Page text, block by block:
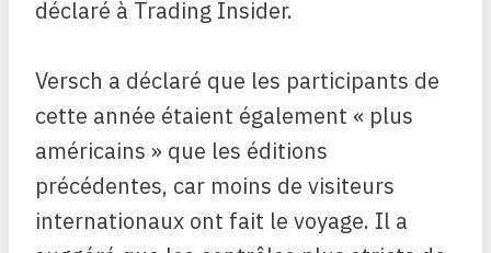
déclaré à Trading Insider.
Versch a déclaré que les participants de
cette année étaient également « plus
américains » que les éditions
précédentes, car moins de visiteurs
internationaux ont fait le voyage. Il a